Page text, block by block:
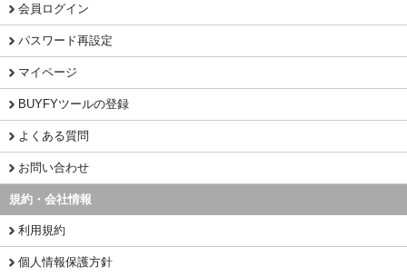
会員ログイン
パスワード再設定
マイページ
BUYFYツールの登録
よくある質問
お問い合わせ
規約・会社情報
利用規約
個人情報保護方針